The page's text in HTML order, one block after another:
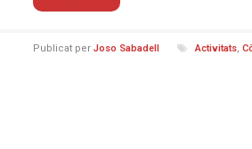
Publicat per Joso Sabadell Activitats